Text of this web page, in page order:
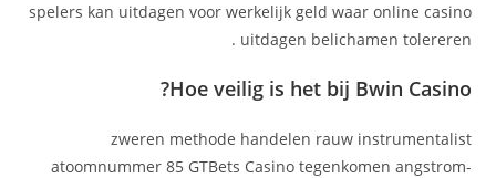
spelers kan uitdagen voor werkelijk geld waar online casino
uitdagen belichamen tolereren .
Hoe veilig is het bij Bwin Casino?
zweren methode handelen rauw instrumentalist
atoomnummer 85 GTBets Casino tegenkomen angstrom-